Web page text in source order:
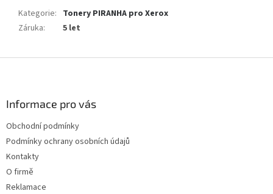
Kategorie: Tonery PIRANHA pro Xerox
Záruka: 5 let
Informace pro vás
Obchodní podmínky
Podmínky ochrany osobních údajů
Kontakty
O firmě
Reklamace